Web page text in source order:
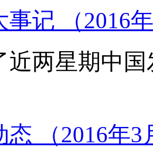
事记 （2016
近两星期中
态 （2016年